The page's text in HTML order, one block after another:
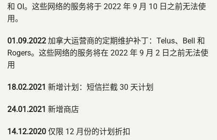
和 OI。这些网络的服务将于 2022 年 9 月 10 日之前无法使
用。
01.09.2022 加拿大运营商的定期维护补丁：Telus、Bell 和
Rogers。这些网络的服务将在 2022 年 9 月 2 日之前无法使
用
18.02.2021 新增计划：短信拦截 30 天计划
24.01.2021 新增商店
14.12.2020 仅限 12 月份的计划折扣